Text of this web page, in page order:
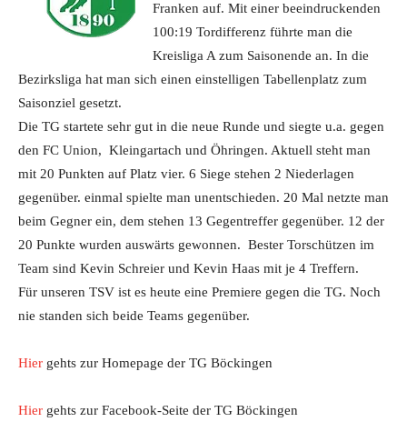
Franken auf. Mit einer beeindruckenden
100:19 Tordifferenz führte man die
Kreisliga A zum Saisonende an. In die
Bezirksliga hat man sich einen einstelligen Tabellenplatz zum
Saisonziel gesetzt.
Die TG startete sehr gut in die neue Runde und siegte u.a. gegen
den FC Union, Kleingartach und Öhringen. Aktuell steht man
mit 20 Punkten auf Platz vier. 6 Siege stehen 2 Niederlagen
gegenüber. einmal spielte man unentschieden. 20 Mal netzte man
beim Gegner ein, dem stehen 13 Gegentreffer gegenüber. 12 der
20 Punkte wurden auswärts gewonnen. Bester Torschützen im
Team sind Kevin Schreier und Kevin Haas mit je 4 Treffern.
Für unseren TSV ist es heute eine Premiere gegen die TG. Noch
nie standen sich beide Teams gegenüber.
Hier gehts zur Homepage der TG Böckingen
Hier gehts zur Facebook-Seite der TG Böckingen